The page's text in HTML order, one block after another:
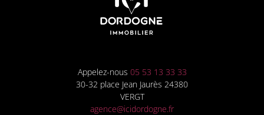
Appelez-nous 05 53 13 33 33
30-32 place Jean Jaurès 24380
VERGT
agence@icidordogne.fr